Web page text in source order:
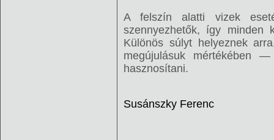
A felszín alatti vizek
szennyezhetők, így minden
Különös súlyt helyeznek
megújulásuk mértékében
hasznosítani.
Susánszky Ferenc